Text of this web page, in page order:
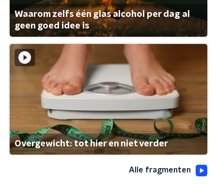
Waarom zelfs één glas alcohol per dag al
geen goed idee is
Overgewicht: tot hier en niet verder
Alle fragmenten